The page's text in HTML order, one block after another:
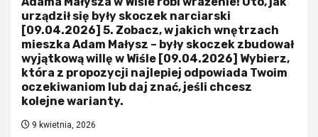
urządził się były skoczek narciarski
[09.04.2026] 5. Zobacz, w jakich wnętrzach
mieszka Adam Małysz – były skoczek zbudował
wyjątkową willę w Wiśle [09.04.2026] Wybierz,
która z propozycji najlepiej odpowiada Twoim
oczekiwaniom lub daj znać, jeśli chcesz
kolejne warianty.
9 kwietnia, 2026